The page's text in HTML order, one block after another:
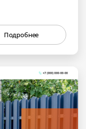
Подробнее